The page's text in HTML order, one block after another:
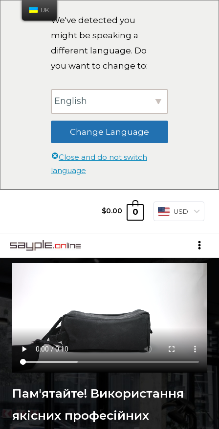
We've detected you
might be speaking a
different language. Do
you want to change to:
English
Change Language
Close and do not switch
language
$0.00 0 USD
Пам'ятайте! Використання
якісних професійних
UK